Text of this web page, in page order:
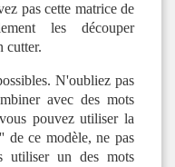
pas cette matrice de
les découper
cutter.
N'oubliez pas
avec des mots
pouvez utiliser la
de ce modèle, ne pas
utiliser un des mots